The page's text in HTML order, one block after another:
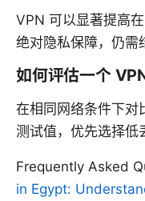
VPN 可以显著提高
绝对隐私保障，仍需
如何评估一个
在相同网络条件下对
测试值，优先选择低
Frequently Asked
in Egypt: